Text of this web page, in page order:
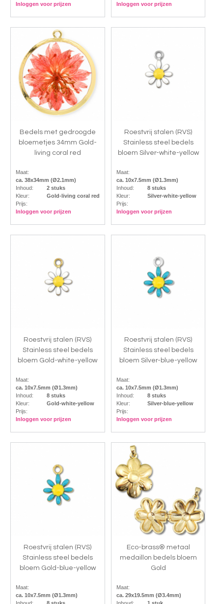
Inloggen voor prijzen
Inloggen voor prijzen
Bedels met gedroogde
bloemetjes 34mm Gold-
living coral red
Maat:
ca. 38x34mm (Ø2.1mm)
Inhoud:
2 stuks
Kleur:
Gold-living coral red
Prijs:
Inloggen voor prijzen
Roestvrij stalen (RVS)
Stainless steel bedels
bloem Silver-white-yellow
Maat:
ca. 10x7.5mm (Ø1.3mm)
Inhoud:
8 stuks
Kleur:
Silver-white-yellow
Prijs:
Inloggen voor prijzen
Roestvrij stalen (RVS)
Stainless steel bedels
bloem Gold-white-yellow
Maat:
ca. 10x7.5mm (Ø1.3mm)
Inhoud:
8 stuks
Kleur:
Gold-white-yellow
Prijs:
Inloggen voor prijzen
Roestvrij stalen (RVS)
Stainless steel bedels
bloem Silver-blue-yellow
Maat:
ca. 10x7.5mm (Ø1.3mm)
Inhoud:
8 stuks
Kleur:
Silver-blue-yellow
Prijs:
Inloggen voor prijzen
Roestvrij stalen (RVS)
Stainless steel bedels
bloem Gold-blue-yellow
Maat:
ca. 10x7.5mm (Ø1.3mm)
Eco-brass® metaal
medaillon bedels bloem
Gold
Maat:
ca. 29x19.5mm (Ø3.4mm)